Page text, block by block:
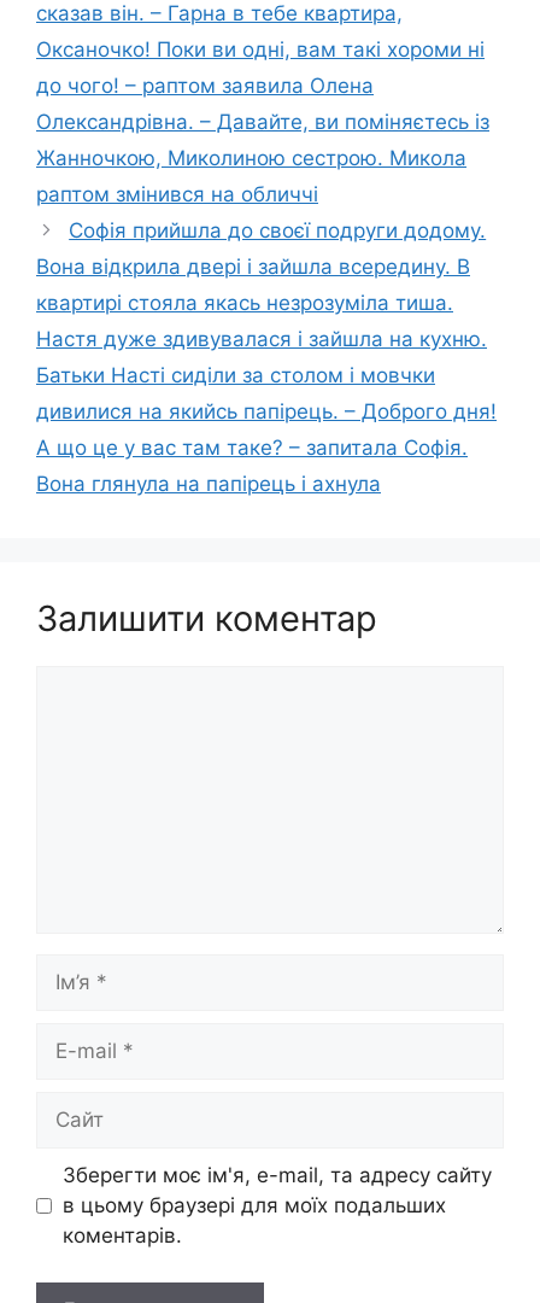
сказав він. – Гарна в тебе квартира,
Оксаночко! Поки ви одні, вам такі хороми ні
до чого! – раптом заявила Олена
Олександрівна. – Давайте, ви поміняєтесь із
Жанночкою, Миколиною сестрою. Микола
раптом змінився на обличчі
Софія прийшла до своєї подруги додому.
Вона відкрила двері і зайшла всередину. В
квартирі стояла якась незрозуміла тиша.
Настя дуже здивувалася і зайшла на кухню.
Батьки Насті сиділи за столом і мовчки
дивилися на якийсь папірець. – Доброго дня!
А що це у вас там таке? – запитала Софія.
Вона глянула на папірець і ахнула
Залишити коментар
Ім’я
Сайт
Зберегти моє ім'я, e-mail, та адресу сайту
в цьому браузері для моїх подальших
коментарів.